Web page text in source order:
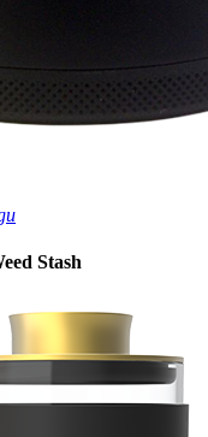
Stash